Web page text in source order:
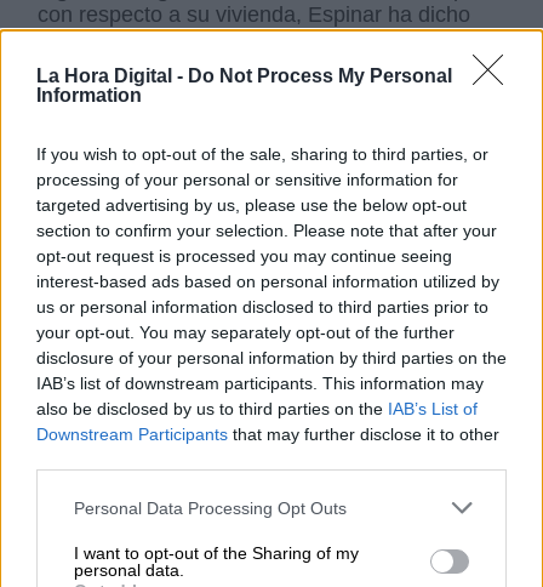
La Hora Digital - Do Not Process My Personal
Information
If you wish to opt-out of the sale, sharing to third parties, or
processing of your personal or sensitive information for
targeted advertising by us, please use the below opt-out
section to confirm your selection. Please note that after your
opt-out request is processed you may continue seeing
interest-based ads based on personal information utilized by
us or personal information disclosed to third parties prior to
your opt-out. You may separately opt-out of the further
disclosure of your personal information by third parties on the
IAB’s list of downstream participants. This information may
also be disclosed by us to third parties on the IAB’s List of
Downstream Participants that may further disclose it to other
Personal Data Processing Opt Outs
I want to opt-out of the Sharing of my
personal data.
con respecto a su vivienda, Espinar ha dicho
de una sociedady que "ha tributado por IRPF,
cumpliendo con las obligaciones a las que
Por su parte, la vicesecretaria general del Psoe,
Adriana Lastra, ha dicho que "Sabíamos que
iba a pasar". Es mentira que Hernández
tenga su casa de veraneo en Ribadesella
(Asturias) a nombre de esa sociedad, lo
publicado forma parte de una campaña de
calumnias y difamación".
Tras conocerse públicamente la existencia de la
sociedadSaitama 2006 SL, propiedad de
Pepu y su esposadesde 2006 hasta ahora,
para la promoción de equipos ygestión del
talento, que ha facturado trabajos del
entrenador, algunos de los foros de militantes
están por la labor de que se retire la
candidatura, otros, consideran que una vez en
el medio del río hay que salir a nado para
delante. De momento, ni Ferraz, ni el regional,